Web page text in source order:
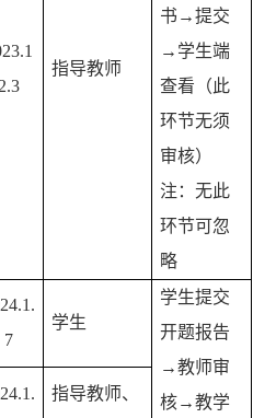
2.3
指导教师
书→提交
→学生端
查看（此
环节无须
审核）
注：无此
环节可忽
略
7
学生
学生提交
开题报告
→教师审
核→教学
指导教师、